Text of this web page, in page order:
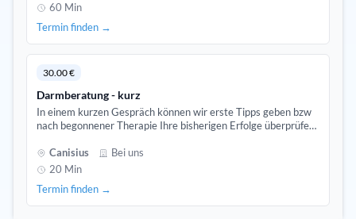
60 Min
Termin finden →
30.00 €
Darmberatung - kurz
In einem kurzen Gespräch können wir erste Tipps geben bzw
nach begonnener Therapie Ihre bisherigen Erfolge überprüfen
Canisius
Bei uns
20 Min
Termin finden →